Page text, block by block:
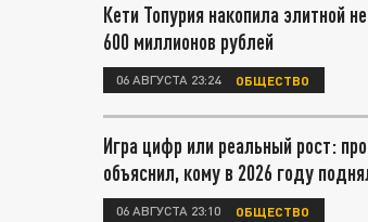
Кети Топурия накопила элитной
600 миллионов рублей
06 АВГУСТА 23:24 ОБЩЕСТВО
Игра цифр или реальный рост:
объяснил, кому в 2026 году
06 АВГУСТА 23:10 ОБЩЕСТВО